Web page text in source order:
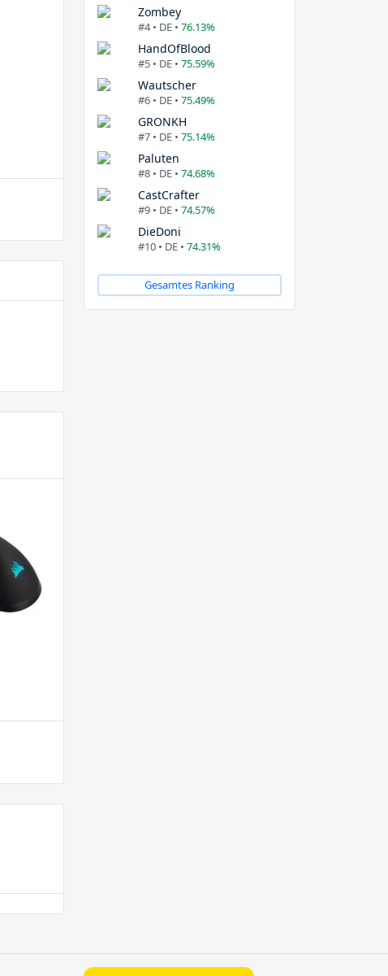
Zombey
#4 • DE • 76.13%
HandOfBlood
#5 • DE • 75.59%
Wautscher
#6 • DE • 75.49%
GRONKH
#7 • DE • 75.14%
Paluten
#8 • DE • 74.68%
CastCrafter
#9 • DE • 74.57%
DieDoni
#10 • DE • 74.31%
Gesamtes Ranking